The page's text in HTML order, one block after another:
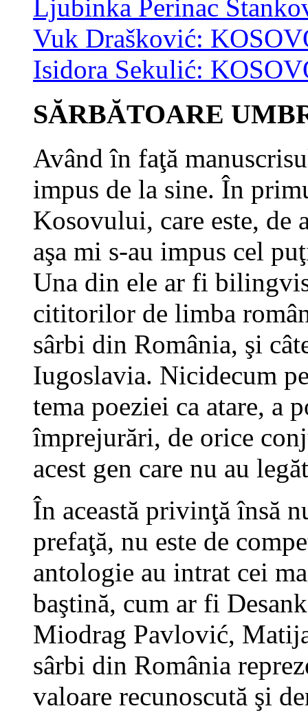
Ljubinka Perinac
Vuk Drašković:
Isidora Sekulić:
SĂRBĂTOARE
Având în faţă
impus de la sine. În
Kosovului, care este,
aşa mi s-au impus cel
Una din ele ar fi
cititorilor de limba
sârbi din România, şi
Iugoslavia. Nicidecum
tema poeziei ca atare, a
împrejurări, de orice
acest gen care nu au
În această privinţă însă
prefaţă, nu este de
antologie au intrat cei
baştină, cum ar fi
Miodrag Pavlović,
sârbi din România
valoare recunoscută şi